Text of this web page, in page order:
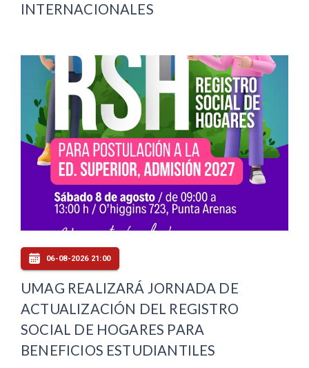
INTERNACIONALES
06-08-2026 21:00
UMAG REALIZARÁ JORNADA DE
ACTUALIZACIÓN DEL REGISTRO
SOCIAL DE HOGARES PARA
BENEFICIOS ESTUDIANTILES